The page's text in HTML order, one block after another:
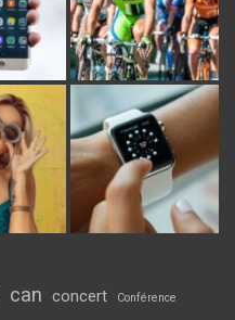
can concert Conférence